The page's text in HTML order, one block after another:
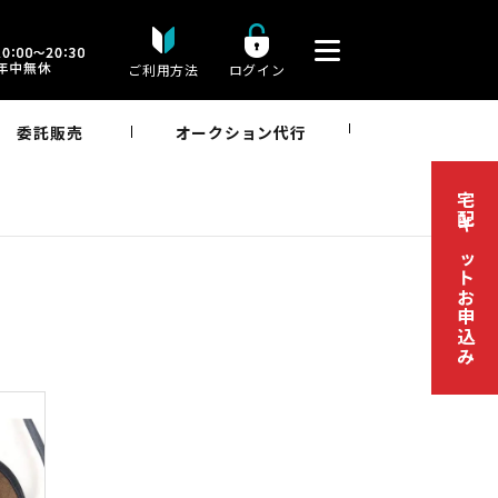
ご利用方法 ログイン
委託販売 オークション代行
宅配キットお申込み